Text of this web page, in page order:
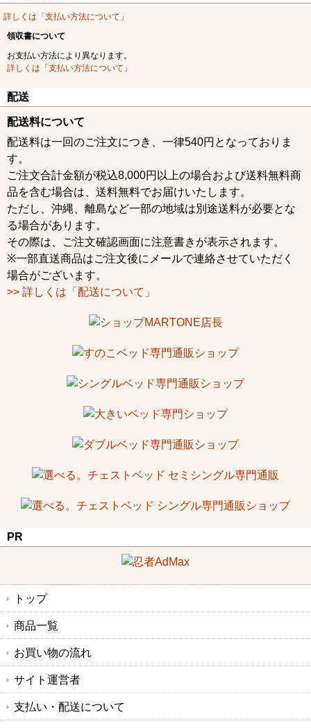
詳しくは「支払い方法について」
領収書について
お支払い方法により異なります。
詳しくは「支払い方法について」
配送
配送料について
配送料は一回のご注文につき、一律540円となっておりま
す。
ご注文合計金額が税込8,000円以上の場合および送料無料商
品を含む場合は、送料無料でお届けいたします。
ただし、沖縄、離島など一部の地域は別途送料が必要とな
る場合があります。
その際は、ご注文確認画面に注意書きが表示されます。
※一部直送商品はご注文後にメールで連絡させていただく
場合がございます。
>> 詳しくは「配送について」
PR
トップ
商品一覧
お買い物の流れ
サイト運営者
支払い・配送について